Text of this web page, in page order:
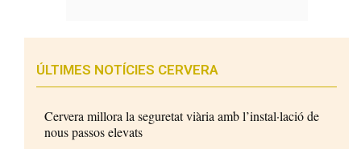
ÚLTIMES NOTÍCIES CERVERA
Cervera millora la seguretat viària amb l’instal·lació de
nous passos elevats